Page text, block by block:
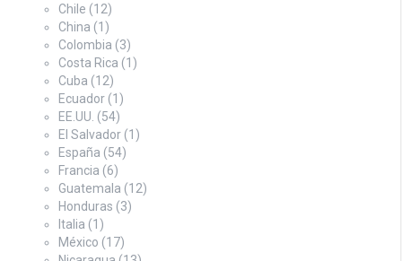
Chile (12)
China (1)
Colombia (3)
Costa Rica (1)
Cuba (12)
Ecuador (1)
EE.UU. (54)
El Salvador (1)
España (54)
Francia (6)
Guatemala (12)
Honduras (3)
Italia (1)
México (17)